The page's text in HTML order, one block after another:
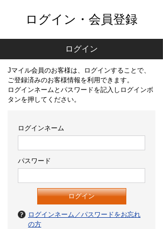
ログイン・会員登録
ログイン
Jマイル会員のお客様は、ログインすることで、
ご登録済みのお客様情報を利用できます。
ログインネームとパスワードを記入しログインボ
タンを押してください。
ログインネーム
パスワード
ログインネーム／パスワードをお忘れ
の方